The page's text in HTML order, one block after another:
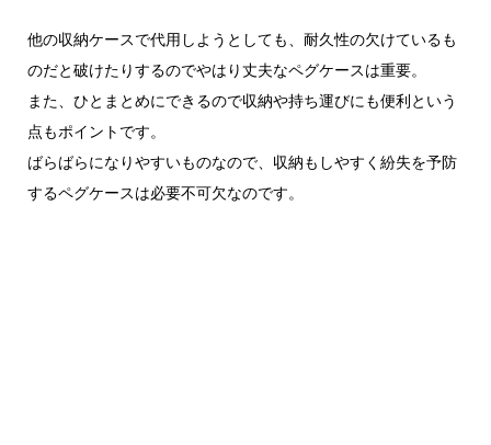
他の収納ケースで代用しようとしても、耐久性の欠けているも
のだと破けたりするのでやはり丈夫なペグケースは重要。
また、ひとまとめにできるので収納や持ち運びにも便利という
点もポイントです。
ばらばらになりやすいものなので、収納もしやすく紛失を予防
するペグケースは必要不可欠なのです。